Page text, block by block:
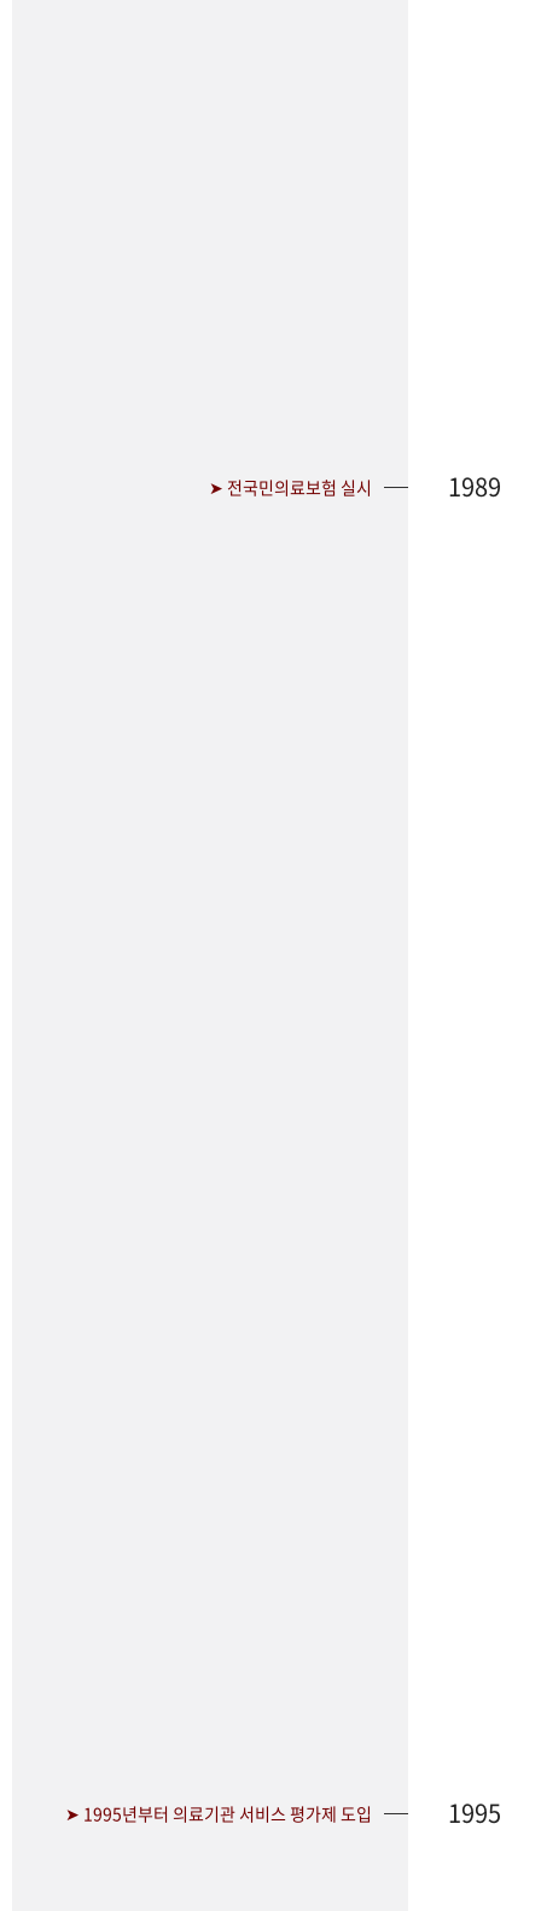
➤ 전국민의료보험 실시 1989
➤ 1995년부터 의료기관 서비스 평가제 도입 1995